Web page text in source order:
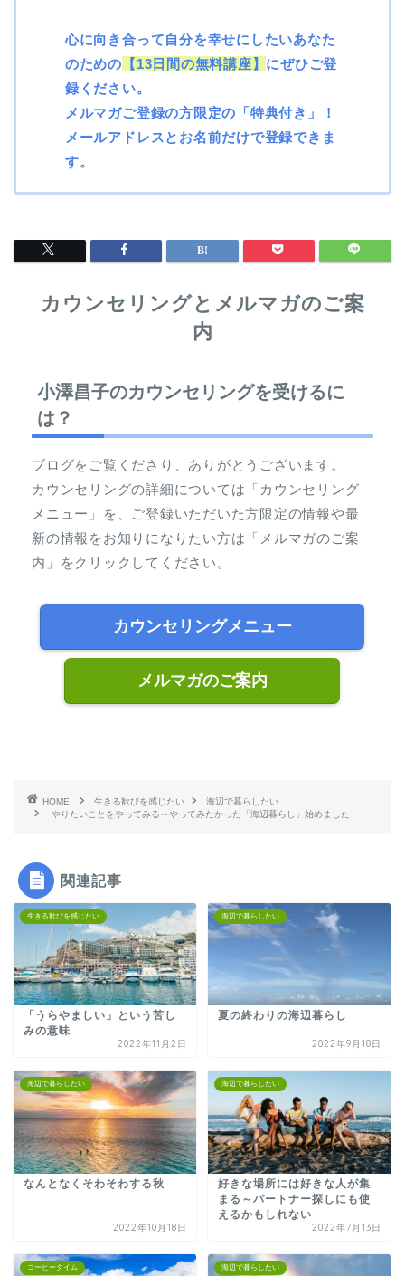
心に向き合って自分を幸せにしたいあなた
のための 【13日間の無料講座】 にぜひご登
録ください。
メルマガご登録の方限定の 「特典付き」
！
メールアドレスとお名前だけで登録できま
す。
カウンセリングとメルマガのご案
内
小澤昌子のカウンセリングを受けるに
は？
ブログをご覧くださり、ありがとうございます。
カウンセリングの詳細については「カウンセリング
メニュー」を、ご登録いただいた方限定の情報や最
新の情報をお知りになりたい方は「メルマガのご案
内」をクリックしてください。
カウンセリングメニュー
メルマガのご案内
HOME 生きる歓びを感じたい
海辺で暮らしたい
やりたいことをやってみる～やってみたかった「海辺暮らし」始めました
関連記事
生きる歓びを感じたい
「うらやましい」という苦し
みの意味
2022年11月2日
海辺で暮らしたい
夏の終わりの海辺暮らし
2022年9月18日
海辺で暮らしたい
なんとなくそわそわする秋
2022年10月18日
海辺で暮らしたい
好きな場所には好きな人が集
まる～パートナー探しにも使
えるかもしれない
2022年7月13日
コーヒータイム 海辺で暮らしたい